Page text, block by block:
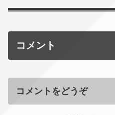
コメント
コメントをどうぞ